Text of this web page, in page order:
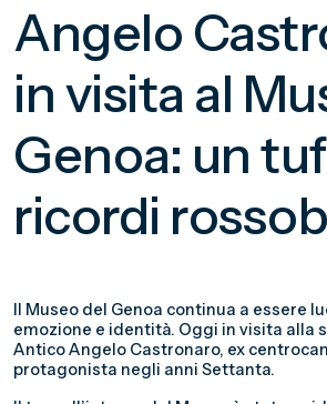
Angelo
in visita al
Genoa: un
ricordi
Il Museo del Genoa continua a essere
emozione e identità. Oggi in visita alla
Antico Angelo Castronaro, ex
protagonista negli anni Settanta.